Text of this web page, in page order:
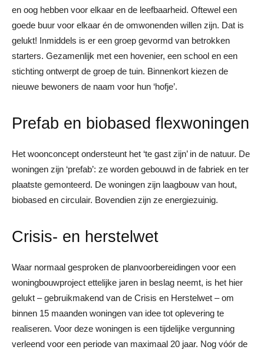
en oog hebben voor elkaar en de leefbaarheid. Oftewel een
goede buur voor elkaar én de omwonenden willen zijn. Dat is
gelukt! Inmiddels is er een groep gevormd van betrokken
starters. Gezamenlijk met een hovenier, een school en een
stichting ontwerpt de groep de tuin. Binnenkort kiezen de
nieuwe bewoners de naam voor hun ‘hofje’.
Prefab en biobased flexwoningen
Het woonconcept ondersteunt het ‘te gast zijn’ in de natuur. De
woningen zijn ‘prefab’: ze worden gebouwd in de fabriek en ter
plaatste gemonteerd. De woningen zijn laagbouw van hout,
biobased en circulair. Bovendien zijn ze energiezuinig.
Crisis- en herstelwet
Waar normaal gesproken de planvoorbereidingen voor een
woningbouwproject ettelijke jaren in beslag neemt, is het hier
gelukt – gebruikmakend van de Crisis en Herstelwet – om
binnen 15 maanden woningen van idee tot oplevering te
realiseren. Voor deze woningen is een tijdelijke vergunning
verleend voor een periode van maximaal 20 jaar. Nog vóór de